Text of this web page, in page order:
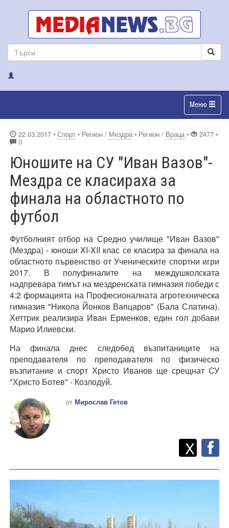
Меню
22.03.2017 • Спорт • Регион / Мездра • Регион / Враца •
2477 •
0
Юношите на СУ "Иван Вазов"-
Мездра се класираха за
финала на областното по
футбол
Футболният отбор на Средно училище "Иван Вазов"
(Мездра) - юноши XI-XII клас се класира за финала на
областното първенство от Ученическите спортни игри
2017. В полуфиналите на междушколската
надпревара тимът на мездренската гимназия победи с
4:2 формацията на Професионалната агротехническа
гимназия "Никола Йонков Вапцаров" (Бала Слатина).
Хеттрик реализира Иван Ерменков, един гол добави
Марио Илиевски.
На финала днес следобед възпитаниците на
преподавателя по преподавателя по физическо
възпитание и спорт Христо Иванов ще срещнат СУ
"Христо Ботев" - Козлодуй.
от Мирослав Гетов
Споделете
X